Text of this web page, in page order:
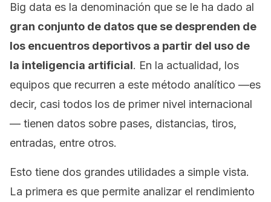
Big data es la denominación que se le ha dado al
gran conjunto de datos que se desprenden de
los encuentros deportivos a partir del uso de
la inteligencia artificial. En la actualidad, los
equipos que recurren a este método analítico —es
decir, casi todos los de primer nivel internacional
— tienen datos sobre pases, distancias, tiros,
entradas, entre otros.
Esto tiene dos grandes utilidades a simple vista.
La primera es que permite analizar el rendimiento